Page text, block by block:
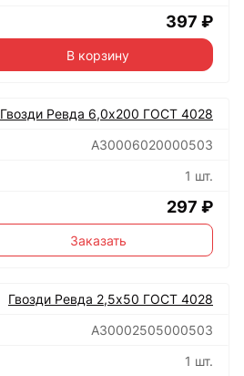
397 ₽
В корзину
Гвозди Ревда 6,0х200 ГОСТ 4028
А30006020000503
1 шт.
297 ₽
Заказать
Гвозди Ревда 2,5х50 ГОСТ 4028
А30002505000503
1 шт.